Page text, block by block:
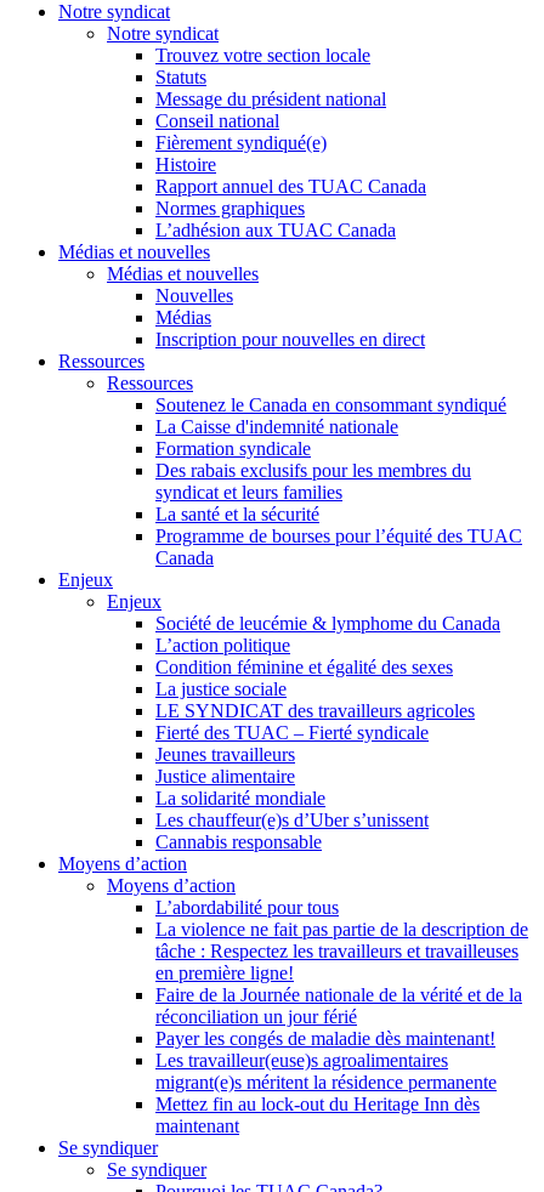
Notre syndicat
Notre syndicat
Trouvez votre section locale
Statuts
Message du président national
Conseil national
Fièrement syndiqué(e)
Histoire
Rapport annuel des TUAC Canada
Normes graphiques
L’adhésion aux TUAC Canada
Médias et nouvelles
Médias et nouvelles
Nouvelles
Médias
Inscription pour nouvelles en direct
Ressources
Ressources
Soutenez le Canada en consommant syndiqué
La Caisse d'indemnité nationale
Formation syndicale
Des rabais exclusifs pour les membres du
syndicat et leurs families
La santé et la sécurité
Programme de bourses pour l’équité des TUAC
Canada
Enjeux
Enjeux
Société de leucémie & lymphome du Canada
L’action politique
Condition féminine et égalité des sexes
La justice sociale
LE SYNDICAT des travailleurs agricoles
Fierté des TUAC – Fierté syndicale
Jeunes travailleurs
Justice alimentaire
La solidarité mondiale
Les chauffeur(e)s d’Uber s’unissent
Cannabis responsable
Moyens d’action
Moyens d’action
L’abordabilité pour tous
La violence ne fait pas partie de la description de
tâche : Respectez les travailleurs et travailleuses
en première ligne!
Faire de la Journée nationale de la vérité et de la
réconciliation un jour férié
Payer les congés de maladie dès maintenant!
Les travailleur(euse)s agroalimentaires
migrant(e)s méritent la résidence permanente
Mettez fin au lock-out du Heritage Inn dès
maintenant
Se syndiquer
Se syndiquer